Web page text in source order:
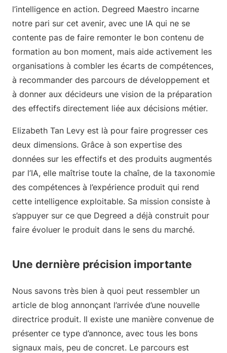
l’intelligence en action. Degreed Maestro incarne
notre pari sur cet avenir, avec une IA qui ne se
contente pas de faire remonter le bon contenu de
formation au bon moment, mais aide activement les
organisations à combler les écarts de compétences,
à recommander des parcours de développement et
à donner aux décideurs une vision de la préparation
des effectifs directement liée aux décisions métier.
Elizabeth Tan Levy est là pour faire progresser ces
deux dimensions. Grâce à son expertise des
données sur les effectifs et des produits augmentés
par l’IA, elle maîtrise toute la chaîne, de la taxonomie
des compétences à l’expérience produit qui rend
cette intelligence exploitable. Sa mission consiste à
s’appuyer sur ce que Degreed a déjà construit pour
faire évoluer le produit dans le sens du marché.
Une dernière précision importante
Nous savons très bien à quoi peut ressembler un
article de blog annonçant l’arrivée d’une nouvelle
directrice produit. Il existe une manière convenue de
présenter ce type d’annonce, avec tous les bons
signaux mais, peu de concret. Le parcours est